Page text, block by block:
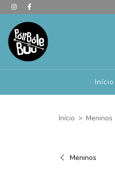
Início
Início > Meninos
Meninos